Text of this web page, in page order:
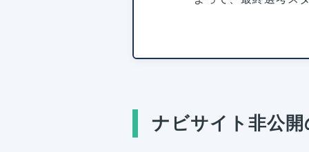
ナビサイト非公